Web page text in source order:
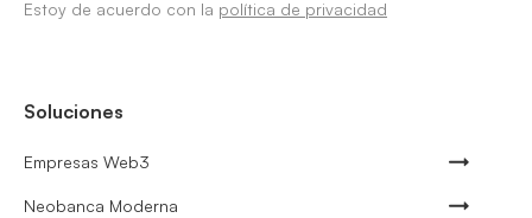
Estoy de acuerdo con la política de privacidad
Soluciones
Empresas Web3
Neobanca Moderna